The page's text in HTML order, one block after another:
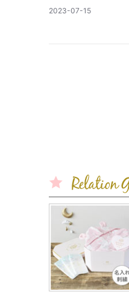
40種類以上
るメッセー
ース付きで
公
2023-07-15